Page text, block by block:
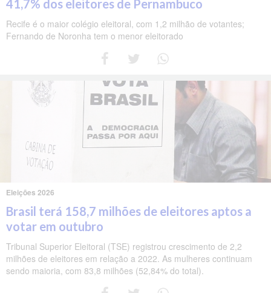
41,7% dos eleitores de Pernambuco
Recife é o maior colégio eleitoral, com 1,2 milhão de votantes;
Fernando de Noronha tem o menor eleitorado
Eleições 2026
Brasil terá 158,7 milhões de eleitores aptos a
votar em outubro
Tribunal Superior Eleitoral (TSE) registrou crescimento de 2,2
milhões de eleitores em relação a 2022. As mulheres continuam
sendo maioria, com 83,8 milhões (52,84% do total).